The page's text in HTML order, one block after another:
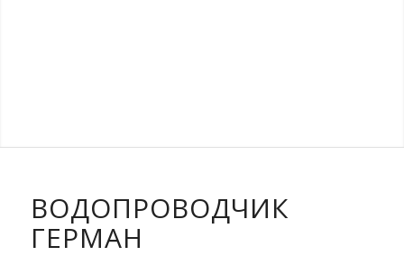
ВОДОПРОВОДЧИК
ГЕРМАН